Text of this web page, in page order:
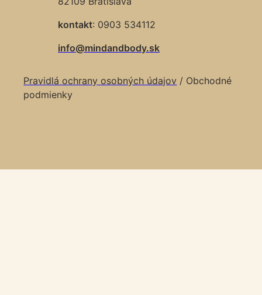
kontakt: 0903 534112
info@mindandbody.sk
Pravidlá ochrany osobných údajov / Obchodné
podmienky